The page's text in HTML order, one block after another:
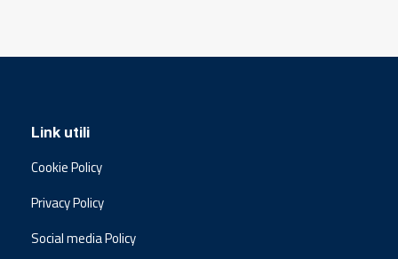
Link utili
Cookie Policy
Privacy Policy
Social media Policy